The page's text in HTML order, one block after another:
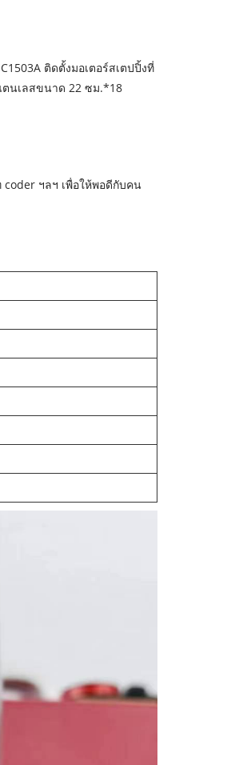
ติดตั้งมอเตอร์สเตปปิ้งที่
ตนเลสขนาด 22 ซม.*18
coder ฯลฯ เพื่อให้พอดีกับคน